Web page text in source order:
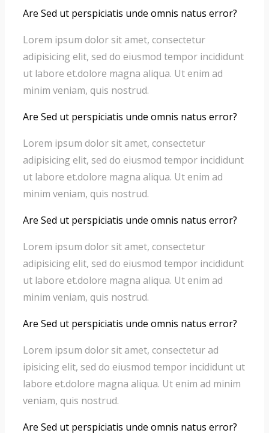
Are Sed ut perspiciatis unde omnis natus error?
Lorem ipsum dolor sit amet, consectetur
adipisicing elit, sed do eiusmod tempor incididunt
ut labore et.dolore magna aliqua. Ut enim ad
minim veniam, quis nostrud.
Are Sed ut perspiciatis unde omnis natus error?
Lorem ipsum dolor sit amet, consectetur
adipisicing elit, sed do eiusmod tempor incididunt
ut labore et.dolore magna aliqua. Ut enim ad
minim veniam, quis nostrud.
Are Sed ut perspiciatis unde omnis natus error?
Lorem ipsum dolor sit amet, consectetur
adipisicing elit, sed do eiusmod tempor incididunt
ut labore et.dolore magna aliqua. Ut enim ad
minim veniam, quis nostrud.
Are Sed ut perspiciatis unde omnis natus error?
Lorem ipsum dolor sit amet, consectetur ad
ipisicing elit, sed do eiusmod tempor incididunt ut
labore et.dolore magna aliqua. Ut enim ad minim
veniam, quis nostrud.
Are Sed ut perspiciatis unde omnis natus error?